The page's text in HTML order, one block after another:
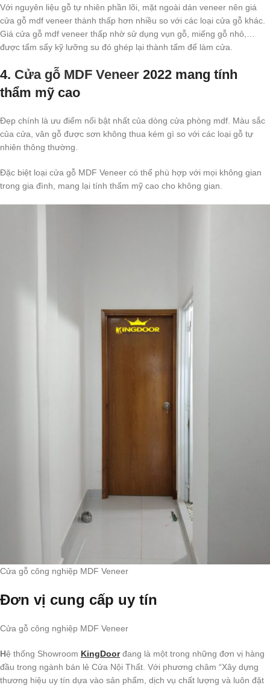
Với nguyên liệu gỗ tự nhiên phần lõi, mặt ngoài dán veneer nên giá
cửa gỗ mdf veneer thành thấp hơn nhiều so với các loại cửa gỗ khác.
Giá cửa gỗ mdf veneer thấp nhờ sử dụng vụn gỗ, miếng gỗ nhỏ,…
được tẩm sấy kỹ lưỡng su đó ghép lại thành tấm để làm cửa.
4. Cửa gỗ MDF Veneer 2022 mang tính
thẩm mỹ cao
Đẹp chính là ưu điểm nổi bật nhất của dòng cửa phòng mdf. Màu sắc
của cửa, vân gỗ được sơn không thua kém gì so với các loại gỗ tự
nhiên thông thường.
Đặc biệt loại cửa gỗ MDF Veneer có thể phù hợp với mọi không gian
trong gia đình, mang lại tính thẩm mỹ cao cho không gian.
Cửa gỗ công nghiệp MDF Veneer
Đơn vị cung cấp uy tín
Cửa gỗ công nghiệp MDF Veneer
Hệ thống Showroom KingDoorđang là một trong những đơn vị hàng
đầu trong ngành bán lẻ Cửa Nội Thất. Với phương châm “Xây dựng
thương hiệu uy tín dựa vào sản phẩm, dịch vụ chất lượng và luôn đặt